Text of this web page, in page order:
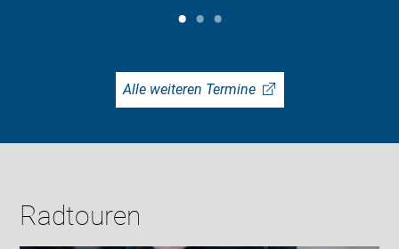
Alle weiteren Termine
Radtouren